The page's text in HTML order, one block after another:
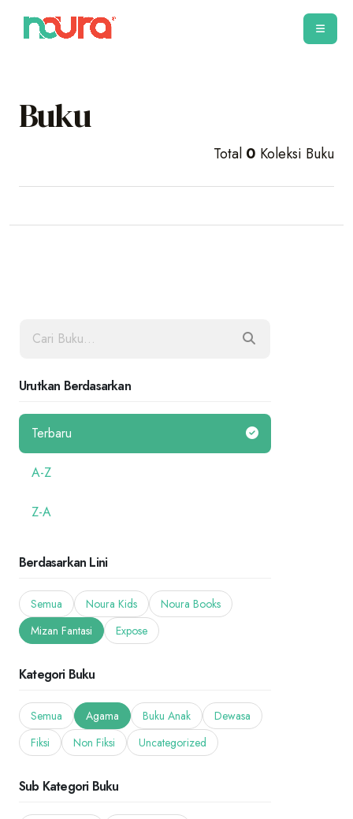
Buku
Total 0 Koleksi Buku
Urutkan Berdasarkan
Terbaru
A-Z
Z-A
Berdasarkan Lini
Semua Noura Kids
Noura Books
Mizan Fantasi
Expose
Kategori Buku
Semua Agama Buku Anak
Dewasa
Fiksi
Non Fiksi Uncategorized
Sub Kategori Buku